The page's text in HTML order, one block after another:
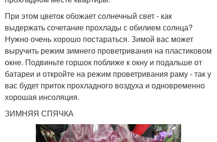
При этом цветок обожает солнечный свет - как
выдержать сочетание прохлады с обилием солнца?
Нужно очень хорошо постараться. Зимой вас может
выручить режим зимнего проветривания на пластиковом
окне. Подвиньте горшок поближе к окну и подальше от
батареи и откройте на режим проветривания раму - так у
вас будет приток прохладного воздуха и одновременно
хорошая инсоляция.
ЗИМНЯЯ СПЯЧКА